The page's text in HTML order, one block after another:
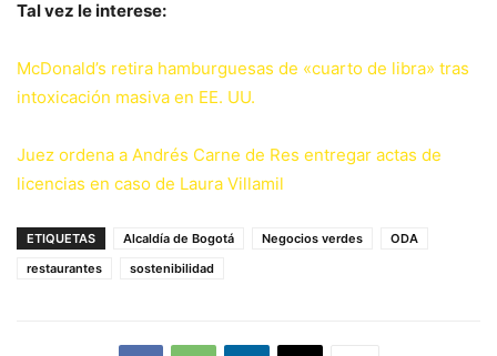
Tal vez le interese:
McDonald’s retira hamburguesas de «cuarto de libra» tras
intoxicación masiva en EE. UU.
Juez ordena a Andrés Carne de Res entregar actas de
licencias en caso de Laura Villamil
ETIQUETAS Alcaldía de Bogotá Negocios verdes
ODA
restaurantes
sostenibilidad